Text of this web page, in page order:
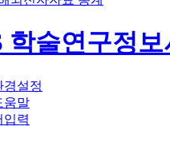
경설정
움말
입력